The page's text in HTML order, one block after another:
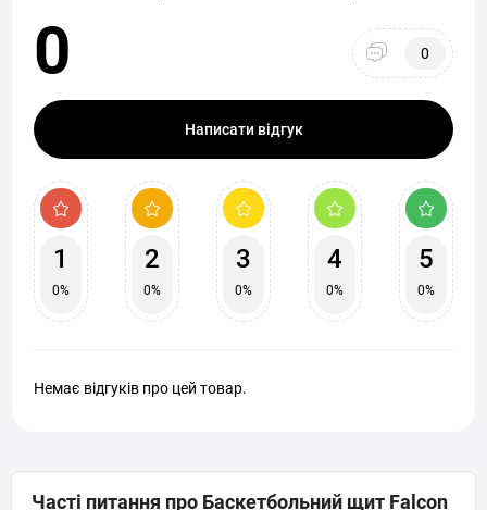
0 0
Написати відгук
1
0%
2
0%
3
0%
4
0%
5
0%
Немає відгуків про цей товар.
Часті питання про Баскетбольний щит Falcon